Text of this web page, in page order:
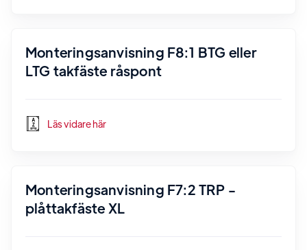
Monteringsanvisning F8:1 BTG eller
LTG takfäste råspont
Läs vidare här
Monteringsanvisning F7:2 TRP -
plåttakfäste XL